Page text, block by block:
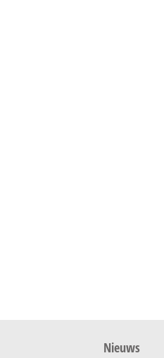
Nieuws